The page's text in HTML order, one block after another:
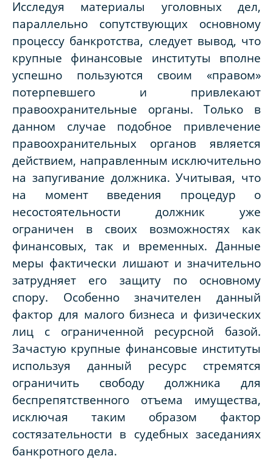
Исследуя материалы уголовных дел,
параллельно сопутствующих основному
процессу банкротства, следует вывод, что
крупные финансовые институты вполне
успешно пользуются своим «правом»
потерпевшего и привлекают
правоохранительные органы. Только в
данном случае подобное привлечение
правоохранительных органов является
действием, направленным исключительно
на запугивание должника. Учитывая, что
на момент введения процедур о
несостоятельности должник уже
ограничен в своих возможностях как
финансовых, так и временных. Данные
меры фактически лишают и значительно
затрудняет его защиту по основному
спору. Особенно значителен данный
фактор для малого бизнеса и физических
лиц с ограниченной ресурсной базой.
Зачастую крупные финансовые институты
используя данный ресурс стремятся
ограничить свободу должника для
беспрепятственного отъема имущества,
исключая таким образом фактор
состязательности в судебных заседаниях
банкротного дела.